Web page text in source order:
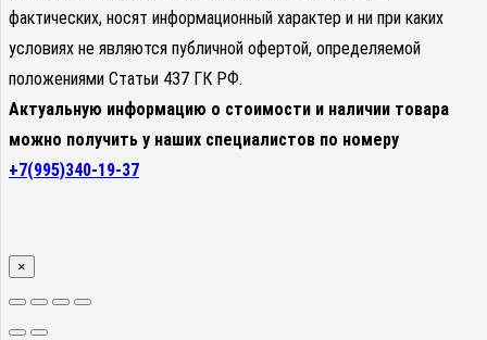
фактических, носят информационный характер и ни при каких
условиях не являются публичной офертой, определяемой
положениями Статьи 437 ГК РФ.
Актуальную информацию о стоимости и наличии товара
можно получить у наших специалистов по номеру
+7(995)340-19-37
×